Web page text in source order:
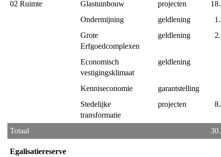
02 Ruimte
Glastuinbouw projecten
Ondermijning
geldlening
Grote
Erfgoedcomplexen
geldlening
Economisch
vestigingsklimaat
geldlening
Kenniseconomie
garantstelling
Stedelijke
transformatie
projecten
Totaal
Egalisatiereserve